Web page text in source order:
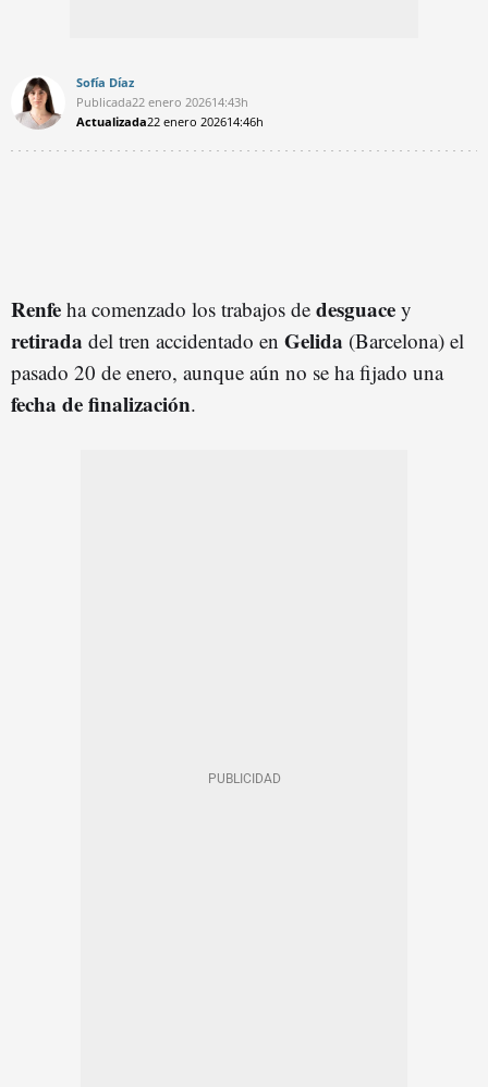
Sofía Díaz
Publicada22 enero 202614:43h
Actualizada22 enero 202614:46h
Renfe ha comenzado los trabajos de desguace y
retirada del tren accidentado en Gelida (Barcelona) el
pasado 20 de enero, aunque aún no se ha fijado una
fecha de finalización.